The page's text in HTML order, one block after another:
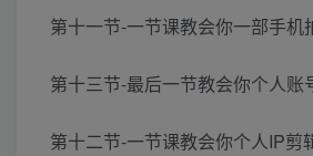
第十一节-一节课教会你一部手机
第十三节-最后一节教会你个人账
第十二节-一节课教会你个人IP剪